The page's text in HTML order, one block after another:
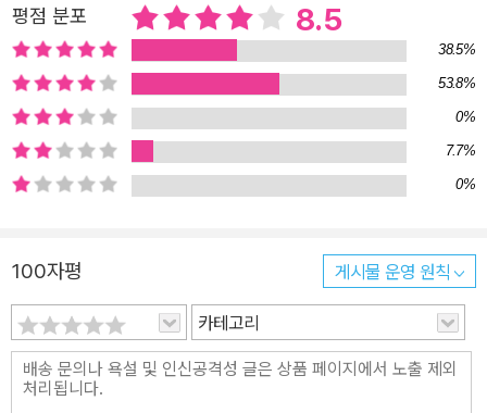
평점 분포 8.5
38.5%
53.8%
0%
7.7%
0%
100자평 게시물 운영 원칙
카테고리